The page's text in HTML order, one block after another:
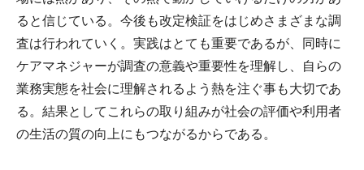
ると信じている。今後も改定検証をはじめさまざまな調
査は行われていく。実践はとても重要であるが、同時に
ケアマネジャーが調査の意義や重要性を理解し、自らの
業務実態を社会に理解されるよう熱を注ぐ事も大切であ
る。結果としてこれらの取り組みが社会の評価や利用者
の生活の質の向上にもつながるからである。